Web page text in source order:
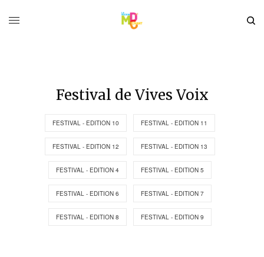
Festival de Vives Voix
FESTIVAL - EDITION 10 FESTIVAL - EDITION 11
FESTIVAL - EDITION 12 FESTIVAL - EDITION 13
FESTIVAL - EDITION 4 FESTIVAL - EDITION 5
FESTIVAL - EDITION 6 FESTIVAL - EDITION 7
FESTIVAL - EDITION 8 FESTIVAL - EDITION 9